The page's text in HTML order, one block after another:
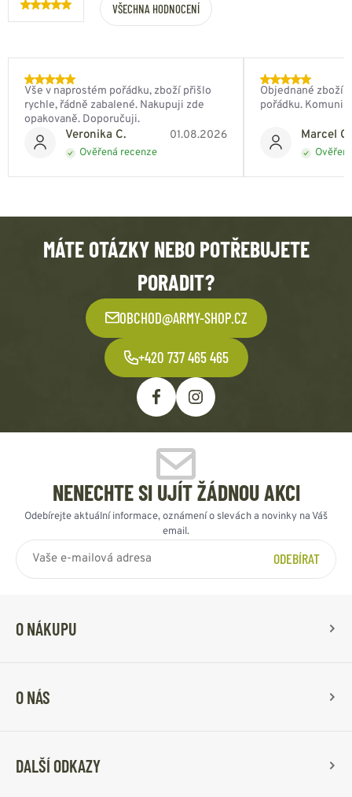
VŠECHNA HODNOCENÍ
Veronika C. 01.08.2026
Ověřená recenze
Vše v naprostém pořádku, zboží přišlo
rychle, řádně zabalené. Nakupuji zde
opakovaně. Doporučuji.
Marcel
Objednané zboží
pořádku.
MÁTE OTÁZKY NEBO POTŘEBUJETE
PORADIT?
OBCHOD@ARMY-SHOP.CZ
+420 737 465 465
NENECHTE SI UJÍT ŽÁDNOU AKCI
Odebírejte aktuální informace, oznámení o slevách a novinky na Váš
email.
ODEBÍRAT
O NÁKUPU
O NÁS
DALŠÍ ODKAZY